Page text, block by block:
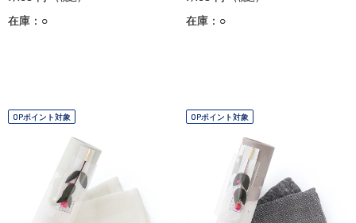
在庫：○ 在庫：○
OPポイント対象 OPポイント対象